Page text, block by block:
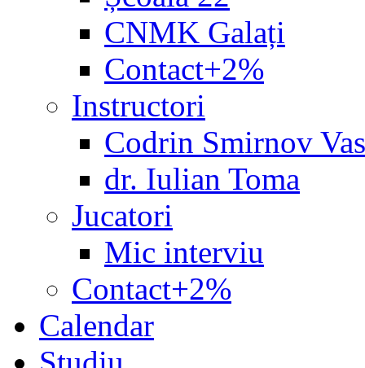
CNMK Galați
Contact+2%
Instructori
Codrin Smirnov
dr. Iulian Toma
Jucatori
Mic interviu
Contact+2%
Calendar